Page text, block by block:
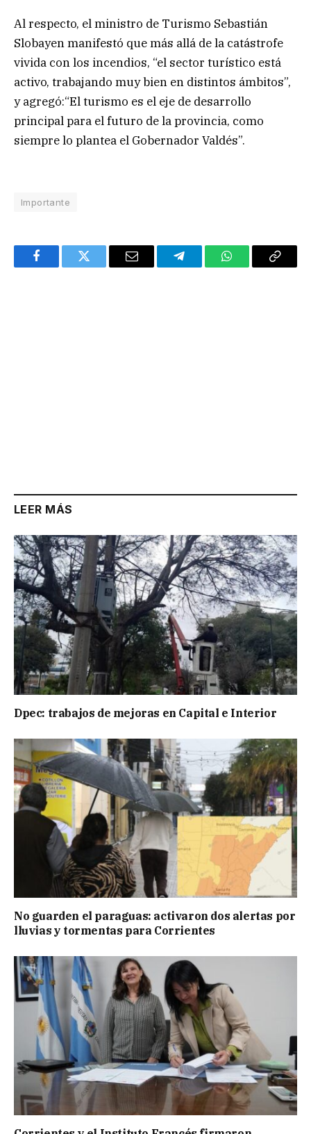
Al respecto, el ministro de Turismo Sebastián
Slobayen manifestó que más allá de la catástrofe
vivida con los incendios, “el sector turístico está
activo, trabajando muy bien en distintos ámbitos”,
y agregó:“El turismo es el eje de desarrollo
principal para el futuro de la provincia, como
siempre lo plantea el Gobernador Valdés”.
Importante
FacebookTwitter Email TelegramWhatsAppCopy
LEER MÁS
Dpec: trabajos de mejoras en Capital e Interior
No guarden el paraguas: activaron dos alertas por
lluvias y tormentas para Corrientes